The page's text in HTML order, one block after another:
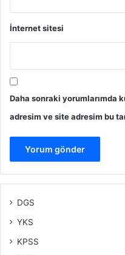
İnternet sitesi
Daha sonraki yorumlarımda
adresim ve site adresim bu
DGS
YKS
KPSS